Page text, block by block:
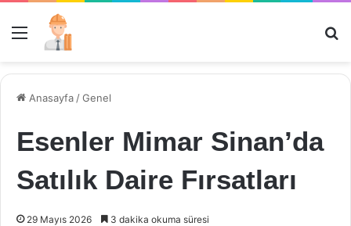
Menü
Anasayfa /Genel
Esenler Mimar Sinan’da
Satılık Daire Fırsatları
29 Mayıs 2026 3 dakika okuma süresi